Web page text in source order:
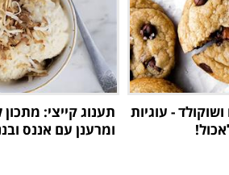
- עוגיות
תענוג קייצי: מתכון
ומרענן עם אננס